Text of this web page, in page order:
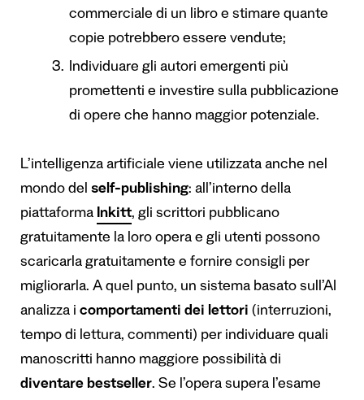
commerciale di un libro e stimare quante
copie potrebbero essere vendute;
Individuare gli autori emergenti più
promettenti e investire sulla pubblicazione
di opere che hanno maggior potenziale.
L’intelligenza artificiale viene utilizzata anche nel
mondo del self-publishing: all’interno della
piattaforma Inkitt, gli scrittori pubblicano
gratuitamente la loro opera e gli utenti possono
scaricarla gratuitamente e fornire consigli per
migliorarla. A quel punto, un sistema basato sull’AI
analizza i comportamenti dei lettori (interruzioni,
tempo di lettura, commenti) per individuare quali
manoscritti hanno maggiore possibilità di
diventare bestseller. Se l’opera supera l’esame